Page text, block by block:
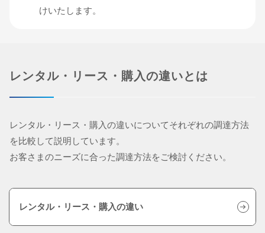
けいたします。
レンタル・リース・購入の違いとは
レンタル・リース・購入の違いについてそれぞれの調達方法
を比較して説明しています。
お客さまのニーズに合った調達方法をご検討ください。
レンタル・リース・購入の違い